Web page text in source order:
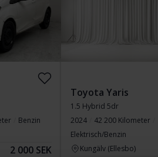
Benzin
2 000 SEK
Toyota Yaris
1.5 Hybrid 5dr
2024
42 200 Kilometer
Elektrisch/Benzin
Kungälv (Ellesbo)